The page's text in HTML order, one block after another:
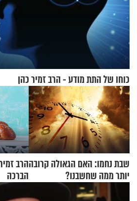
כוחו של התת מודע - הרב זמיר כהן
שבת נחמו: האם הגאולה קרובה
יותר ממה שחשבנו?
הרב
הברכה